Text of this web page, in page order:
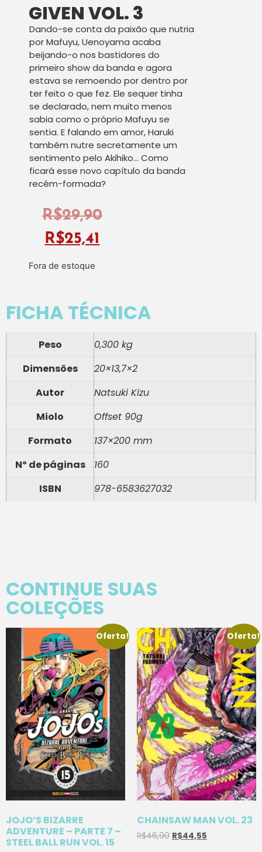
GIVEN VOL. 3
Dando-se conta da paixão que nutria
por Mafuyu, Uenoyama acaba
beijando-o nos bastidores do
primeiro show da banda e agora
estava se remoendo por dentro por
ter feito o que fez. Ele sequer tinha
se declarado, nem muito menos
sabia como o próprio Mafuyu se
sentia. E falando em amor, Haruki
também nutre secretamente um
sentimento pelo Akihiko… Como
ficará esse novo capítulo da banda
recém-formada?
R$29,90
R$25,41
Fora de estoque
FICHA TÉCNICA
Peso
0,300 kg
Dimensões
20×13,7×2
Autor
Natsuki Kizu
Miolo
Offset 90g
Formato
137×200 mm
Nº de páginas
160
ISBN
978-6583627032
CONTINUE SUAS
COLEÇÕES
Oferta!
JOJO’S BIZARRE
ADVENTURE – PARTE 7 –
STEEL BALL RUN VOL. 15
Oferta!
CHAINSAW MAN VOL. 23
R$46,90 R$44,55